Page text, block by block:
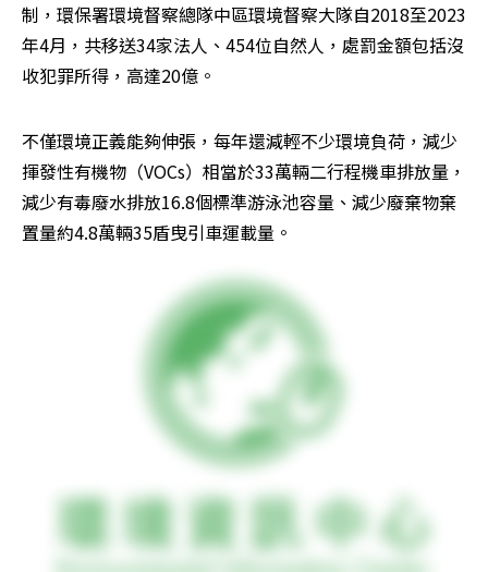
制，環保署環境督察總隊中區環境督察大隊自2018至2023
年4月，共移送34家法人、454位自然人，處罰金額包括沒
收犯罪所得，高達20億。
不僅環境正義能夠伸張，每年還減輕不少環境負荷，減少
揮發性有機物（VOCs）相當於33萬輛二行程機車排放量，
減少有毒廢水排放16.8個標準游泳池容量、減少廢棄物棄
置量約4.8萬輛35盾曳引車運載量。